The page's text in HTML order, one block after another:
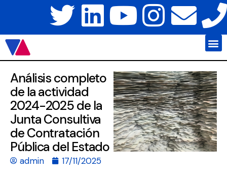
Análisis completo
de la actividad
2024-2025 de la
Junta Consultiva
de Contratación
Pública del Estado
admin 17/11/2025